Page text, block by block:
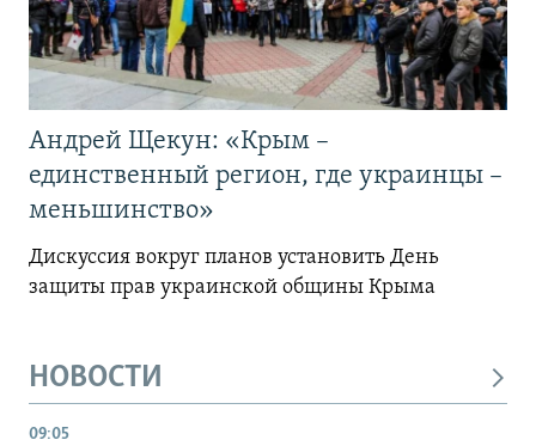
Андрей Щекун: «Крым –
единственный регион, где украинцы –
меньшинство»
Дискуссия вокруг планов установить День
защиты прав украинской общины Крыма
НОВОСТИ
09:05